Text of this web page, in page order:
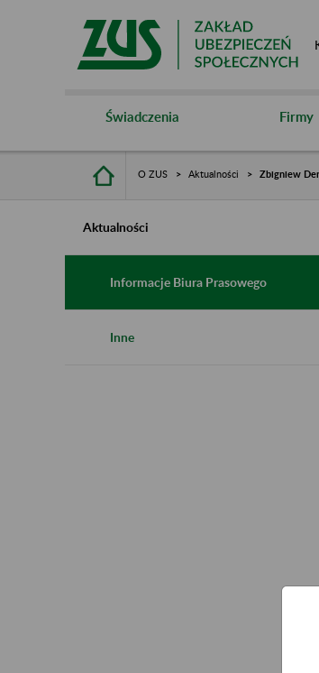
Świadczenia Firmy
O ZUS Aktualności Zbigniew
Aktualności
Informacje Biura Prasowego
Inne